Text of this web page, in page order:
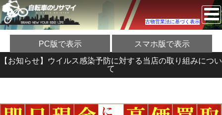
古物営業法に基づく表示
PC版で表示 スマホ版で表示
【お知らせ】ウイルス感染予防に対する当店の取り組みについ
て